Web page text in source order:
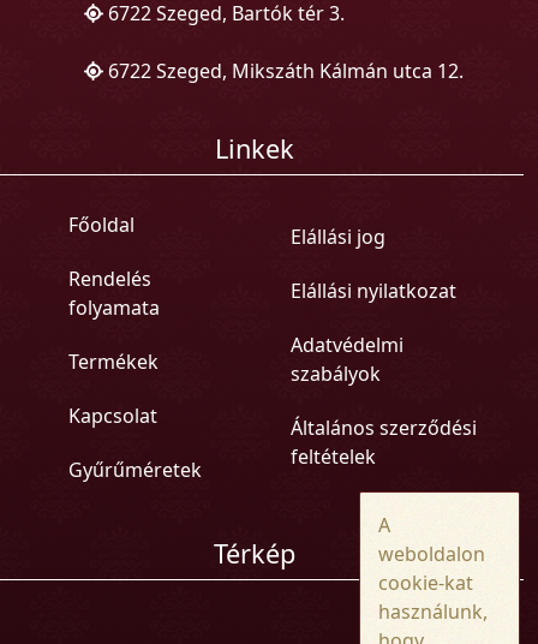
6722 Szeged, Bartók tér 3.
6722 Szeged, Mikszáth Kálmán utca 12.
Linkek
Főoldal
Rendelés
folyamata
Termékek
Kapcsolat
Gyűrűméretek
Elállási jog
Elállási nyilatkozat
Adatvédelmi
szabályok
Általános szerződési
feltételek
Térkép
A
weboldalon
cookie-kat
használunk,